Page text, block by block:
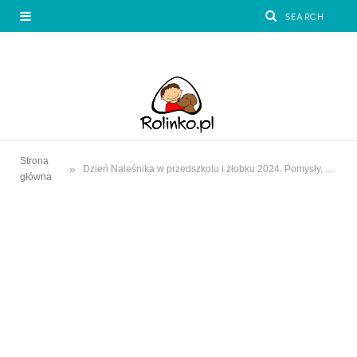
Strona
główna
» Dzień Naleśnika w przedszkolu i żłobku 2024. Pomysły, ciekawostki i zabawy dla dzieci